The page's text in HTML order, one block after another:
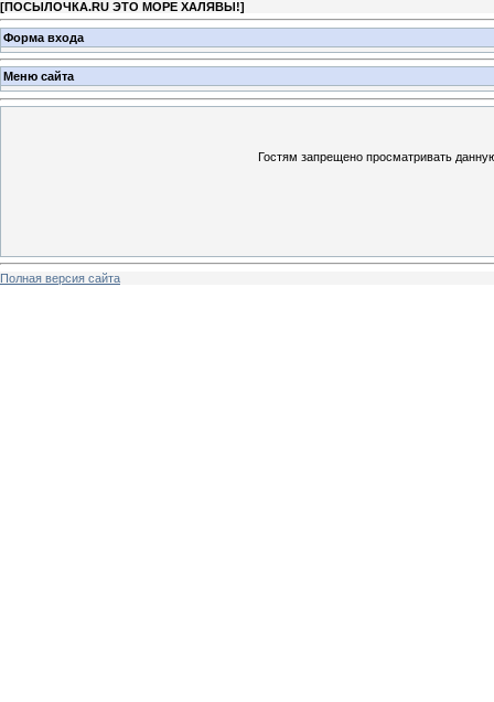
[ПОСЫЛОЧКА.RU ЭТО МОРЕ ХАЛЯВЫ!]
Форма входа
Меню сайта
Гостям запрещено просматривать
Полная версия сайта